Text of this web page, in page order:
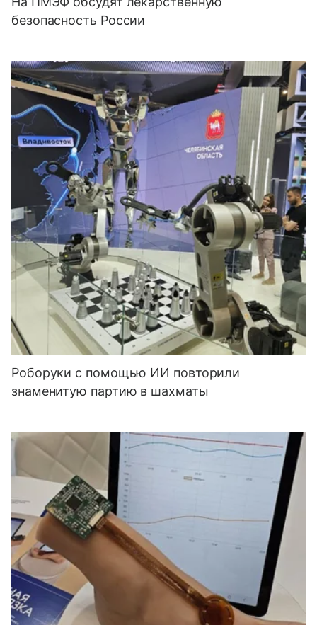
безопасность России
Роборуки с помощью ИИ повторили
знаменитую партию в шахматы